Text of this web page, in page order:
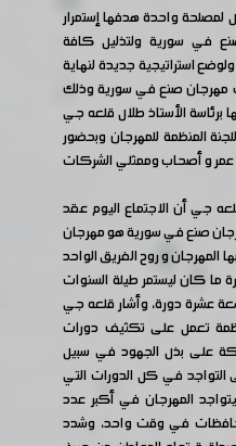
لمصلحة واحدة هدفها إستمرار
في سورية ولتذليل كافة
استراتيجية جديدة لنهاية
شركات مهرجان صنع في سورية وذلك
الأستاذ طلال قلعه جي
المنظمة للمهرجان وبحضور
و أصحاب وممثلي الشركات
جي أن الاجتماع اليوم عقد
صنع في سورية هو مهرجان
المهرجان و روح الفريق الواحد
ما كان ليستمر طيلة السنوات
عشرة دورة، وأشار قلعه جي
تعمل على تكثيف دورات
على بذل الجهود في سبيل
التواجد في كل الدورات التي
المهرجان في أكبر عدد
في وقت واحد، وشدد